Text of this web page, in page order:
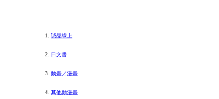
誠品線上
日文書
動畫／漫畫
其他動漫畫